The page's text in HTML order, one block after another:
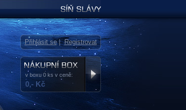
v boxu 0 ks v ceně:
0,- Kč
Přihlásit se|Registrovat
Síň slávy